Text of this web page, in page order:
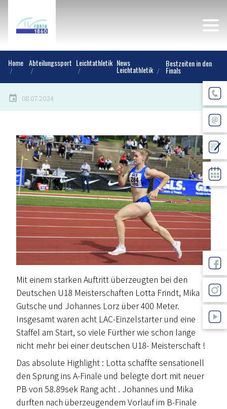
Home Abteilungssport Leichtathletik News
Leichtathletik
Bestzeiten in den
Finals
08.07.2024
Mit einem starken Auftritt überzeugten bei den
Deutschen U18 Meisterschaften Lotta Frindt, Mika
Gutsche und Johannes Lorz über 400 Meter.
Insgesamt waren acht LAC-Einzelstarter und eine
Staffel am Start, so viele Fürther wie schon lange
nicht mehr bei einer deutschen U18- Meisterschaft !
Das absolute Highlight : Lotta schaffte sensationell
den Sprung ins A-Finale und belegte dort mit neuer
PB von 58.89sek Rang acht . Johannes und Mika
durften nach überzeugendem Vorlauf im B-Finale